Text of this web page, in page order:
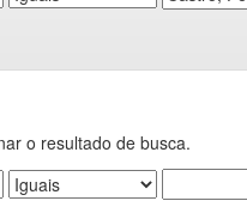
o resultado de busca.